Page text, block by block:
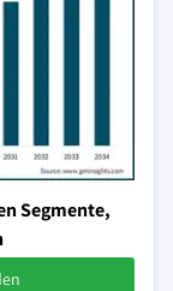
Segmente,